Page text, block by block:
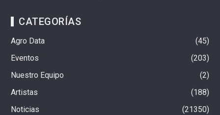
CATEGORÍAS
Agro Data
45
Eventos
203
Nuestro Equipo
2
Artistas
188
Noticias
21350